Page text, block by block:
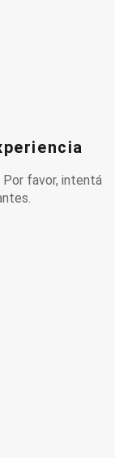
favor, intentá